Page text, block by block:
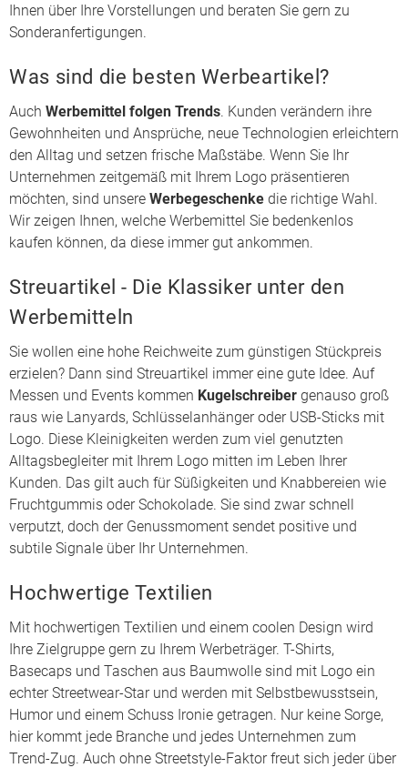
Ihnen über Ihre Vorstellungen und beraten Sie gern zu
Sonderanfertigungen.
Was sind die besten Werbeartikel?
Auch Werbemittel folgen Trends. Kunden verändern ihre
Gewohnheiten und Ansprüche, neue Technologien erleichtern
den Alltag und setzen frische Maßstäbe. Wenn Sie Ihr
Unternehmen zeitgemäß mit Ihrem Logo präsentieren
möchten, sind unsere Werbegeschenke die richtige Wahl.
Wir zeigen Ihnen, welche Werbemittel Sie bedenkenlos
kaufen können, da diese immer gut ankommen.
Streuartikel - Die Klassiker unter den
Werbemitteln
Sie wollen eine hohe Reichweite zum günstigen Stückpreis
erzielen? Dann sind Streuartikel immer eine gute Idee. Auf
Messen und Events kommen Kugelschreiber genauso groß
raus wie Lanyards, Schlüsselanhängeroder USB-Sticks mit
Logo. Diese Kleinigkeiten werden zum viel genutzten
Alltagsbegleiter mit Ihrem Logo mitten im Leben Ihrer
Kunden. Das gilt auch fürSüßigkeiten und Knabbereien wie
Fruchtgummis oderSchokolade. Sie sind zwar schnell
verputzt, doch der Genussmoment sendet positive und
subtile Signale über Ihr Unternehmen.
Hochwertige Textilien
Mit hochwertigen Textilien und einem coolen Design wird
Ihre Zielgruppe gern zu Ihrem Werbeträger. T-Shirts,
Basecaps und Taschen aus Baumwolle sind mit Logo ein
echter Streetwear-Star und werden mit Selbstbewusstsein,
Humor und einem Schuss Ironie getragen. Nur keine Sorge,
hier kommt jede Branche und jedes Unternehmen zum
Trend-Zug. Auch ohne Streetstyle-Faktor freut sich jeder über